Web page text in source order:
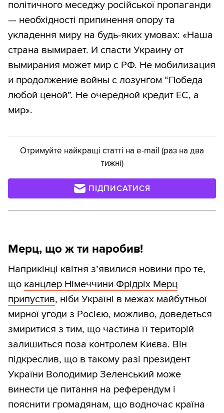
політичного меседжу російської пропаганди
— необхідності припинення опору та
укладення миру на будь-яких умовах: «Наша
страна вымирает. И спасти Украину от
вымирания может мир с РФ. Не мобилизация
и продолжение войны с лозунгом “Победа
любой ценой”. Не очередной кредит ЕС, а
мир».
Отримуйте найкращі статті на e-mail (раз на два
тижні)
ПІДПИСАТИСЯ
Мерц, що ж ти наробив!
Наприкінці квітня з’явилися новини про те,
що канцлер Німеччини Фрідріх Мерц
припустив, ніби Україні в межах майбутньої
мирної угоди з Росією, можливо, доведеться
змиритися з тим, що частина її територій
залишиться поза контролем Києва. Він
підкреслив, що в такому разі президент
України Володимир Зеленський може
винести це питання на референдум і
пояснити громадянам, що водночас країна